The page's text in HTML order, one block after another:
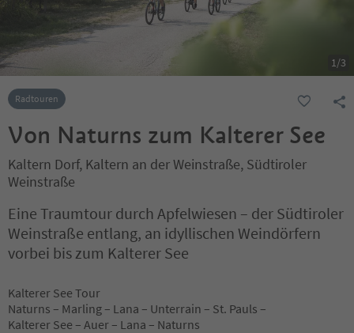
1/3
Radtouren
Von Naturns zum Kalterer See
Kaltern Dorf, Kaltern an der Weinstraße, Südtiroler
Weinstraße
Eine Traumtour durch Apfelwiesen – der Südtiroler
Weinstraße entlang, an idyllischen Weindörfern
vorbei bis zum Kalterer See
Kalterer See Tour
Naturns – Marling – Lana – Unterrain – St. Pauls –
Kalterer See – Auer – Lana – Naturns